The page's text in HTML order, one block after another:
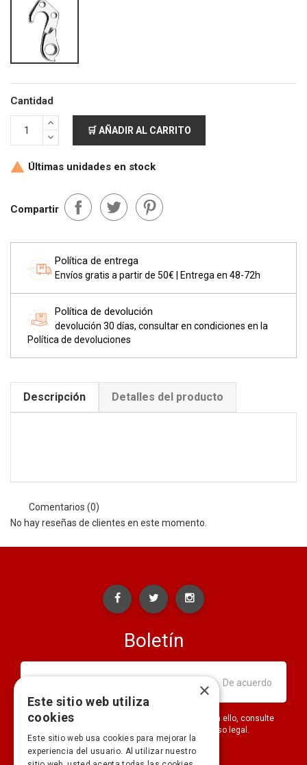
Cantidad
🛒 AÑADIR AL CARRITO
 Últimas unidades en stock
Compartir
Política de entrega
Envíos gratis a partir de 50€ | Entrega en 48-72h
Política de devolución
devolución 30 días, consultar en condiciones en la
Política de devoluciones
Descripción Detalles del producto
Comentarios (0)
No hay reseñas de clientes en este momento.
Boletín
Puede darse de baja en cualquier momento. Para ello, consulte
nuestra información de contacto en el aviso legal.
×
Este sitio web utiliza
cookies
Este sitio web usa cookies para mejorar la
experiencia del usuario. Al utilizar nuestro